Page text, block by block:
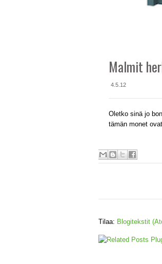
Malmit
4.5.12
Oletko sinä jo
tämän monet
Tilaa: Blogitekstit